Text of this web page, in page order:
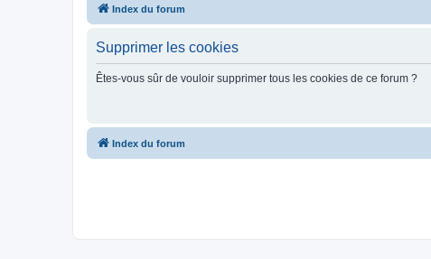
Index du forum
Supprimer les cookies
Êtes-vous sûr de vouloir supprimer tous les cookies de ce forum ?
Index du forum